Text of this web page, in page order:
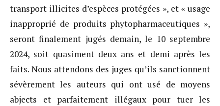
transport illicites d’espèces protégées », et « usage
inapproprié de produits phytopharmaceutiques »,
seront finalement jugés demain, le 10 septembre
2024, soit quasiment deux ans et demi après les
faits. Nous attendons des juges qu’ils sanctionnent
sévèrement les auteurs qui ont usé de moyens
abjects et parfaitement illégaux pour tuer les